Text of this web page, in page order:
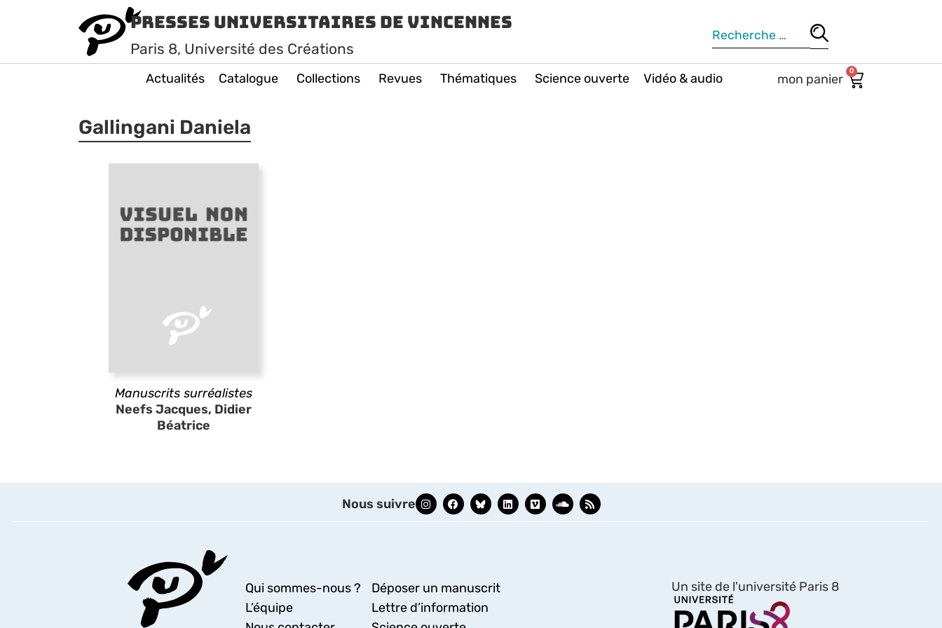
Presses Universitaires de Vincennes
Paris 8, Université des Créations
Actualités Catalogue Collections Revues Thématiques Science ouverte Vidéo & audio 0
Gallingani Daniela
Manuscrits surréalistes
Neefs Jacques, Didier
Béatrice
Nous suivre
Qui sommes-nous ?
L’équipe
Déposer un manuscrit
Lettre d’information
Un site de l'université Paris 8